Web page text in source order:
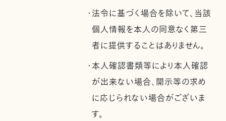
・法令に基づく場合を除いて、当該
個人情報を本人の同意なく第三
者に提供することはありません。
・本人確認書類等により本人確認
が出来ない場合、開示等の求め
に応じられない場合がございま
す。